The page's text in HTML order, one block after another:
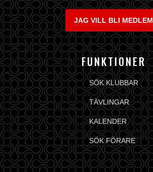
JAG VILL BLI MEDLEM
FUNKTIONER
SÖK KLUBBAR
TÄVLINGAR
KALENDER
SÖK FÖRARE